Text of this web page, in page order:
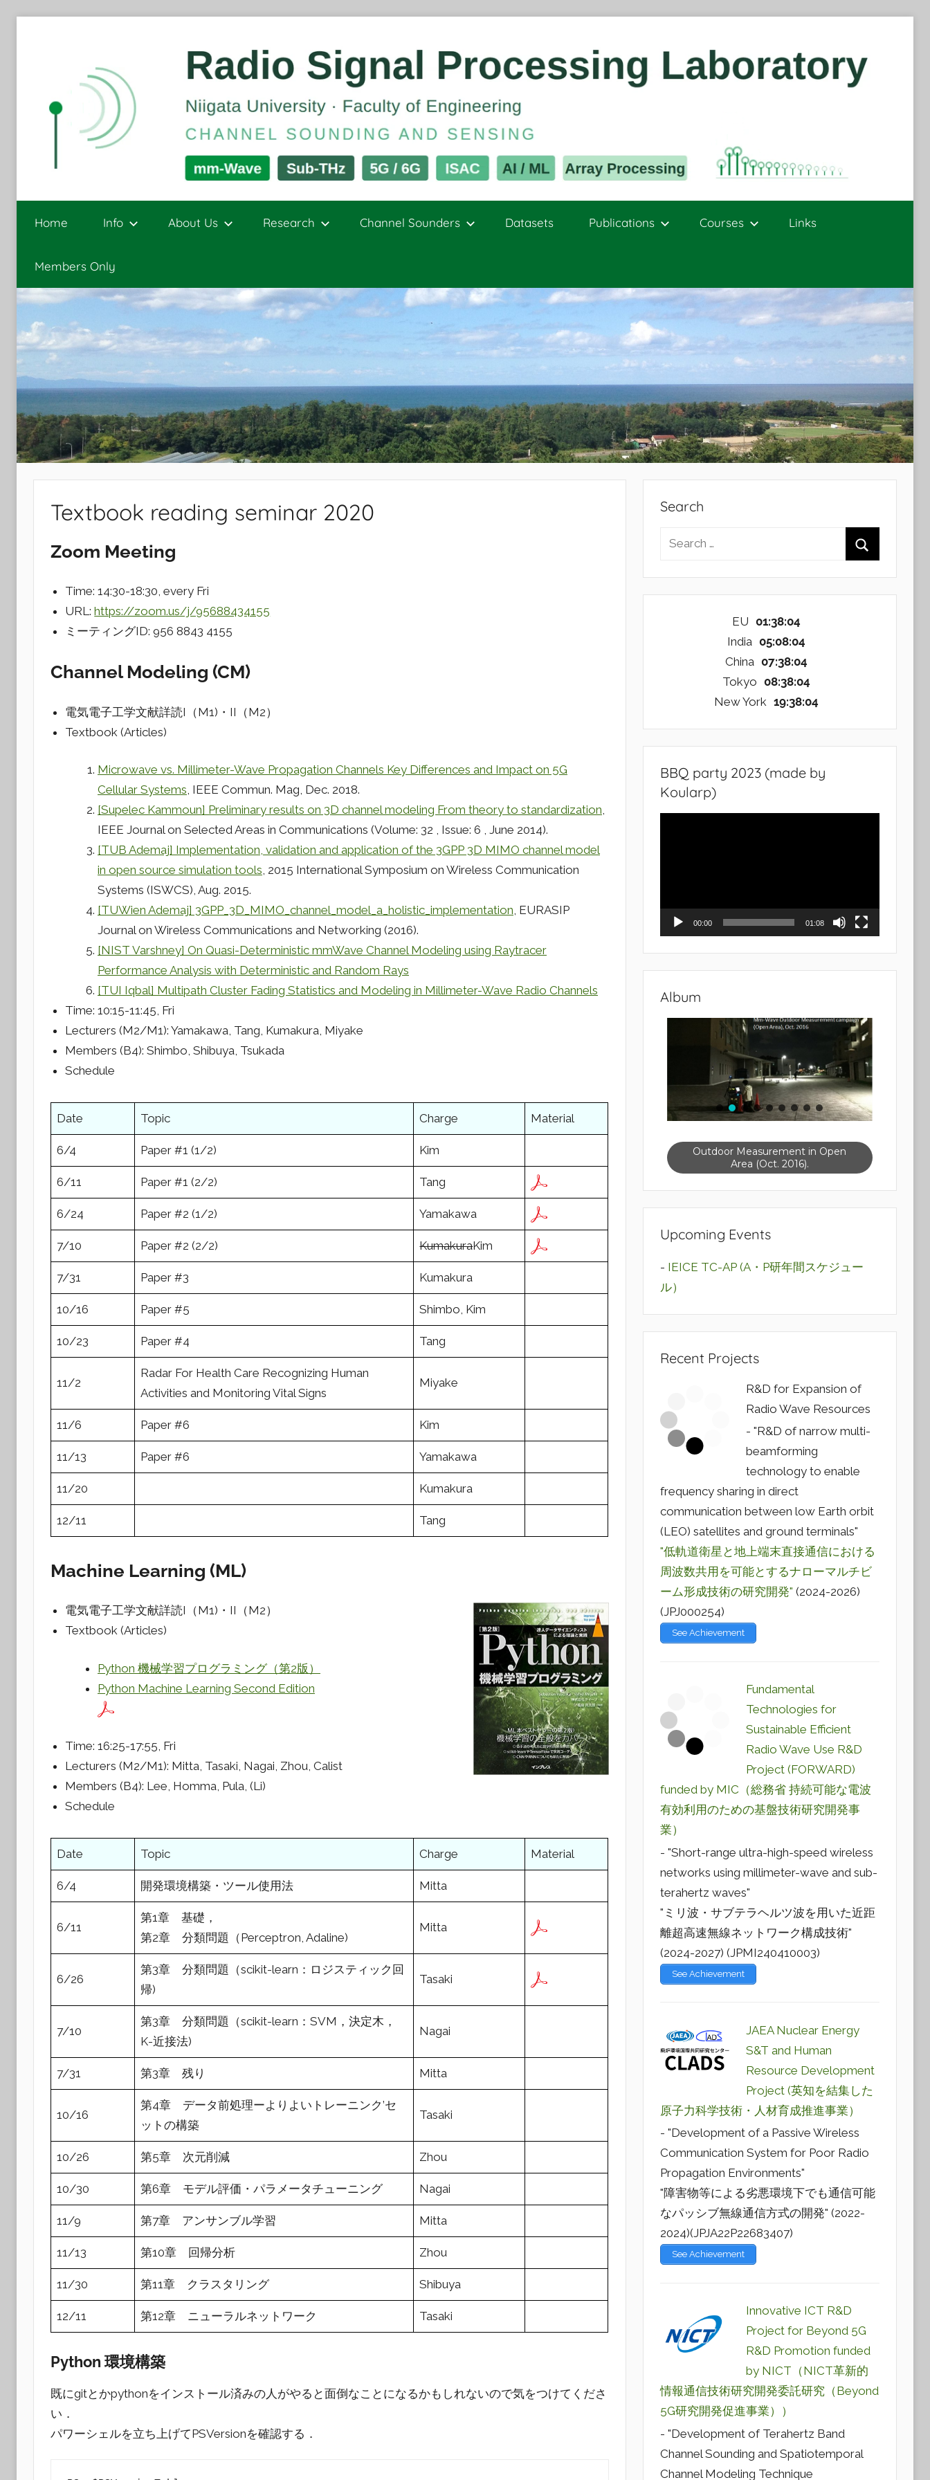
Radio
Signal
Processing
Laboratory
Channel
Sounding
Home Info About Us Research Channel Sounders Datasets Publications Courses Links
Members Only
Textbook reading seminar 2020
Zoom Meeting
Time: 14:30-18:30, every Fri
URL:https://zoom.us/j/95688434155
ミーティングID: 956 8843 4155
Channel Modeling (CM)
電気電子工学文献詳読I（M1)・II（M2）
Textbook (Articles)
Microwave vs. Millimeter-Wave Propagation Channels Key Differences and Impact on 5G
Cellular Systems, IEEE Commun. Mag, Dec. 2018.
[Supelec Kammoun] Preliminary results on 3D channel modeling From theory to standardization,
IEEE Journal on Selected Areas in Communications (Volume: 32 , Issue: 6 , June 2014).
[TUB Ademaj] Implementation, validation and application of the 3GPP 3D MIMO channel model
in open source simulation tools, 2015 International Symposium on Wireless Communication
Systems (ISWCS), Aug. 2015.
[TUWien Ademaj] 3GPP_3D_MIMO_channel_model_a_holistic_implementation, EURASIP
Journal on Wireless Communications and Networking (2016).
[NIST Varshney] On Quasi-Deterministic mmWave Channel Modeling using Raytracer
Performance Analysis with Deterministic and Random Rays
[TUI Iqbal] Multipath Cluster Fading Statistics and Modeling in Millimeter-Wave Radio Channels
Time: 10:15-11:45, Fri
Lecturers (M2/M1): Yamakawa, Tang, Kumakura, Miyake
Members (B4): Shimbo, Shibuya, Tsukada
Schedule
Date Topic Charge Material
6/4 Paper #1 (1/2) Kim
6/11 Paper #1 (2/2) Tang
6/24 Paper #2 (1/2) Yamakawa
7/10 Paper #2 (2/2) KumakuraKim
7/31 Paper #3 Kumakura
10/16 Paper #5 Shimbo, Kim
10/23 Paper #4 Tang
11/2
Radar For Health Care Recognizing Human
Activities and Monitoring Vital Signs
Miyake
11/6 Paper #6 Kim
11/13 Paper #6 Yamakawa
11/20 Kumakura
12/11 Tang
Machine Learning (ML)
電気電子工学文献詳読I（M1)・II（M2）
Textbook (Articles)
Python 機械学習プログラミング（第2版）
Python Machine Learning Second Edition
Time: 16:25-17:55, Fri
Lecturers (M2/M1): Mitta, Tasaki, Nagai, Zhou, Calist
Members (B4): Lee, Homma, Pula, (Li)
Schedule
Date Topic Charge Material
6/4 開発環境構築・ツール使用法 Mitta
6/11
第1章 基礎，
第2章 分類問題（Perceptron, Adaline)
Mitta
6/26
第3章 分類問題（scikit-learn：ロジスティック回
帰)
Tasaki
7/10
第3章 分類問題（scikit-learn：SVM，決定木，
K-近接法)
Nagai
7/31 第3章 残り Mitta
10/16
第4章 データ前処理ーよりよいトレーニンク’セ
ットの構築
Tasaki
10/26 第5章 次元削減 Zhou
10/30 第6章 モデル評価・パラメータチューニング Nagai
11/9 第7章 アンサンブル学習 Mitta
11/13 第10章 回帰分析 Zhou
11/30 第11章 クラスタリング Shibuya
12/11 第12章 ニューラルネットワーク Tasaki
Python 環境構築
既にgitとかpythonをインストール済みの人がやると面倒なことになるかもしれないので気をつけてくださ
い．
パワーシェルを立ち上げてPSVersionを確認する．
Search
Search
EU 01:38:06
India 05:08:06
China 07:38:06
Tokyo 08:38:06
New York 19:38:06
BBQ party 2023 (made by
Koularp)
00:00 01:08
Album
Outdoor Measurement in Open
Area (Oct. 2016).
Upcoming Events
- IEICE TC-AP (A・P研年間スケジュー
ル）
Recent Projects
R&D for Expansion of
Radio Wave Resources
- "R&D of narrow multi-
beamforming
technology to enable
frequency sharing in direct
communication between low Earth orbit
(LEO) satellites and ground terminals"
"低軌道衛星と地上端末直接通信における
周波数共用を可能とするナローマルチビ
ーム形成技術の研究開発" (2024-2026)
(JPJ000254)
See Achievement
Fundamental
Technologies for
Sustainable Efficient
Radio Wave Use R&D
Project (FORWARD)
funded by MIC（総務省 持続可能な電波
有効利用のための基盤技術研究開発事
業）
- "Short-range ultra-high-speed wireless
networks using millimeter-wave and sub-
terahertz waves"
"ミリ波・サブテラヘルツ波を用いた近距
離超高速無線ネットワーク構成技術"
(2024-2027) (JPMI240410003)
See Achievement
JAEA Nuclear Energy
S&T and Human
Resource Development
Project (英知を結集した
原子力科学技術・人材育成推進事業）
- "Development of a Passive Wireless
Communication System for Poor Radio
Propagation Environments"
"障害物等による劣悪環境下でも通信可能
なパッシブ無線通信方式の開発" (2022-
2024)(JPJA22P22683407)
See Achievement
Innovative ICT R&D
Project for Beyond 5G
R&D Promotion funded
by NICT（NICT革新的
情報通信技術研究開発委託研究（Beyond
5G研究開発促進事業））
- "Development of Terahertz Band
Channel Sounding and Spatiotemporal
Channel Modeling Technique